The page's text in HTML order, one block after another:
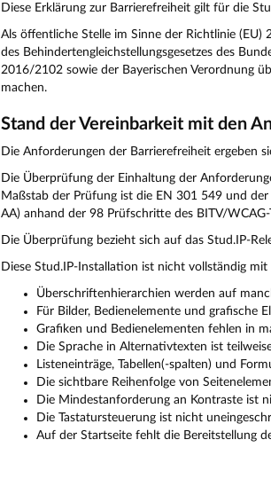
Diese Erklärung zur Barrierefreiheit gilt für die
Als öffentliche Stelle im Sinne der Richtlinie
des Behindertengleichstellungsgesetzes des
2016/2102 sowie der Bayerischen Verordnung
machen.
Stand der Vereinbarkeit mit den
Die Anforderungen der Barrierefreiheit ergeben
Die Überprüfung der Einhaltung der
Maßstab der Prüfung ist die EN 301 549 und
AA) anhand der 98 Prüfschritte des BITV/WCAG-
Die Überprüfung bezieht sich auf das Stud.IP-
Diese Stud.IP-Installation ist nicht vollständig
Überschriftenhierarchien werden auf
Für Bilder, Bedienelemente und grafische
Grafiken und Bedienelementen fehlen in
Die Sprache in Alternativtexten ist
Listeneinträge, Tabellen(-spalten) und
Die sichtbare Reihenfolge von
Die Mindestanforderung an Kontraste ist
Die Tastatursteuerung ist nicht
Auf der Startseite fehlt die Bereitstellung